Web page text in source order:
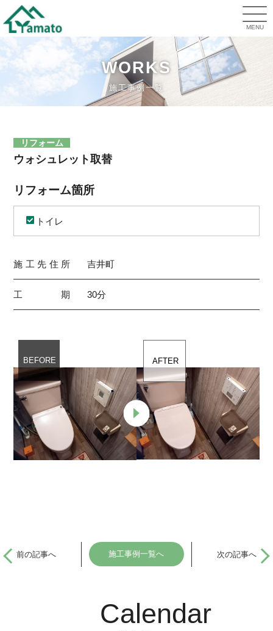
MENU
WORKS
施工事例一覧
リフォーム
ウォシュレット取替
リフォーム箇所
トイレ
施工先住所 吉井町
工期 30分
前の記事へ 施工事例一覧へ 次の記事へ
Calendar